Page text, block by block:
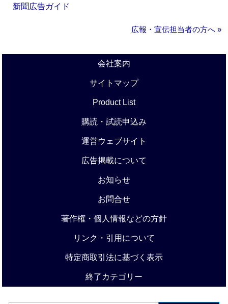
新聞広告ガイド
広報・宣伝担当者の方へ »
会社案内
サイトマップ
Product List
購読・試読申込み
運営ウェブサイト
広告掲載について
お知らせ
お問合せ
著作権・個人情報などの方針
リンク・引用について
特定商取引法に基づく表示
終了カテゴリー